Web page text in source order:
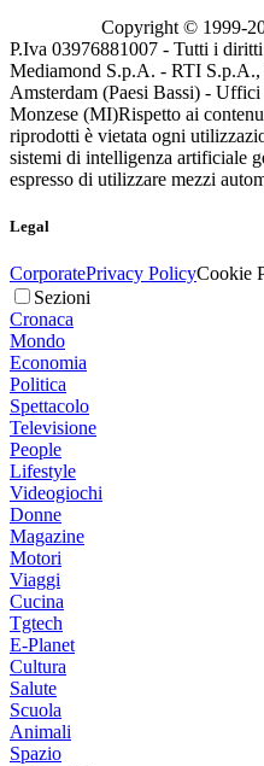
Copyright © 1999-
P.Iva 03976881007 - Tutti i
Mediamond S.p.A. - RTI S.p.A.,
Amsterdam (Paesi Bassi) -
Monzese (MI)Rispetto ai
riprodotti è vietata ogni
sistemi di intelligenza artificiale
espresso di utilizzare mezzi
Legal
CorporatePrivacy PolicyCookie
Sezioni
Cronaca
Mondo
Economia
Politica
Spettacolo
Televisione
People
Lifestyle
Videogiochi
Donne
Magazine
Motori
Viaggi
Cucina
Tgtech
E-Planet
Cultura
Salute
Scuola
Animali
Spazio